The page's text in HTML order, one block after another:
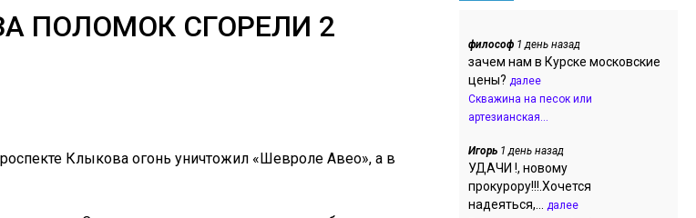
ПОЛОМОК СГОРЕЛИ 2
Клыкова огонь уничтожил «Шевроле Авео», а в
философ 1 день назад
зачем нам в Курске московские
цены? далее
Скважина на песок или
артезианская...
Игорь 1 день назад
УДАЧИ !, новому
прокурору!!!.Хочется
надеяться,... далее